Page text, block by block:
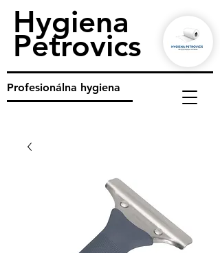
Profesionálna hygiena
Hygiena
Petrovics